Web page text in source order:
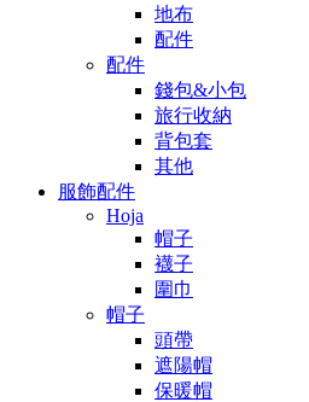
地布
配件
配件
錢包&小包
旅行收納
背包套
其他
服飾配件
Hoja
帽子
襪子
圍巾
帽子
頭帶
遮陽帽
保暖帽